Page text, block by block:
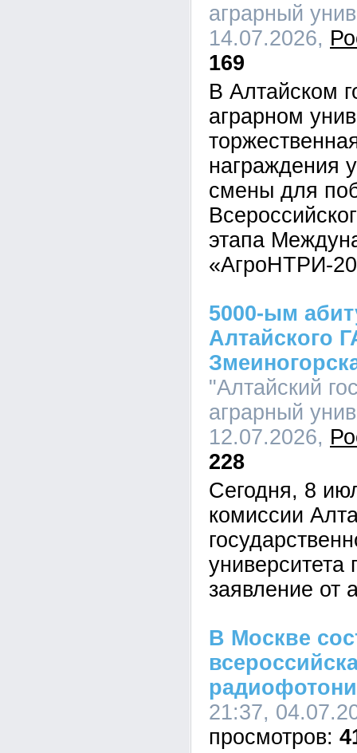
аграрный
14.07.2026,
169
В Алтайском
аграрном
награждения
смены для
этапа
«АгроНТРИ-
5000-ым
Алтайского
"Алтайский
аграрный
12.07.2026,
228
Сегодня, 8
комиссии
университета
заявление от
В Москве
21:37,